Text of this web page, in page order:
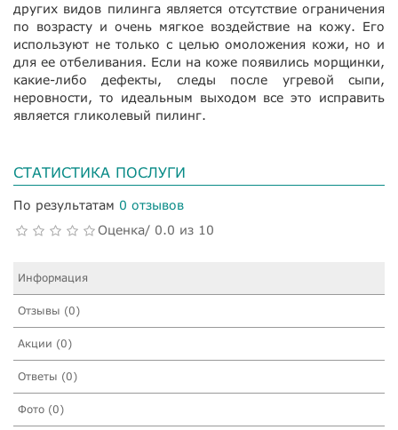
других видов пилинга является отсутствие ограничения
по возрасту и очень мягкое воздействие на кожу. Его
используют не только с целью омоложения кожи, но и
для ее отбеливания. Если на коже появились морщинки,
какие-либо дефекты, следы после угревой сыпи,
неровности, то идеальным выходом все это исправить
является гликолевый пилинг.
СТАТИСТИКА ПОСЛУГИ
По результатам 0 отзывов
Оценка/ 0.0 из 10
Информация
Отзывы (0)
Акции (0)
Ответы (0)
Фото (0)